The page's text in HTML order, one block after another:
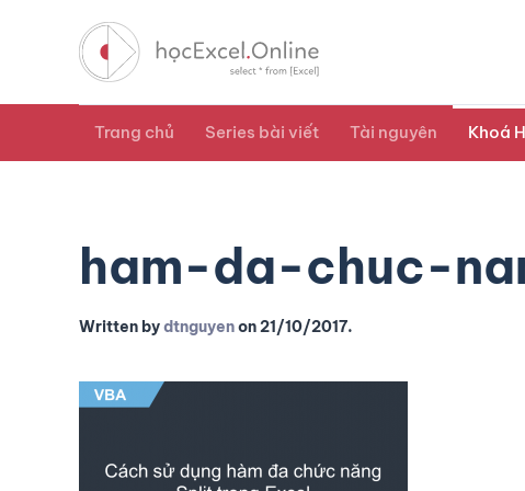
Trang chủ Series bài viết Tài nguyên Khoá
ham-da-chuc-
Written bydtnguyenon21/10/2017.